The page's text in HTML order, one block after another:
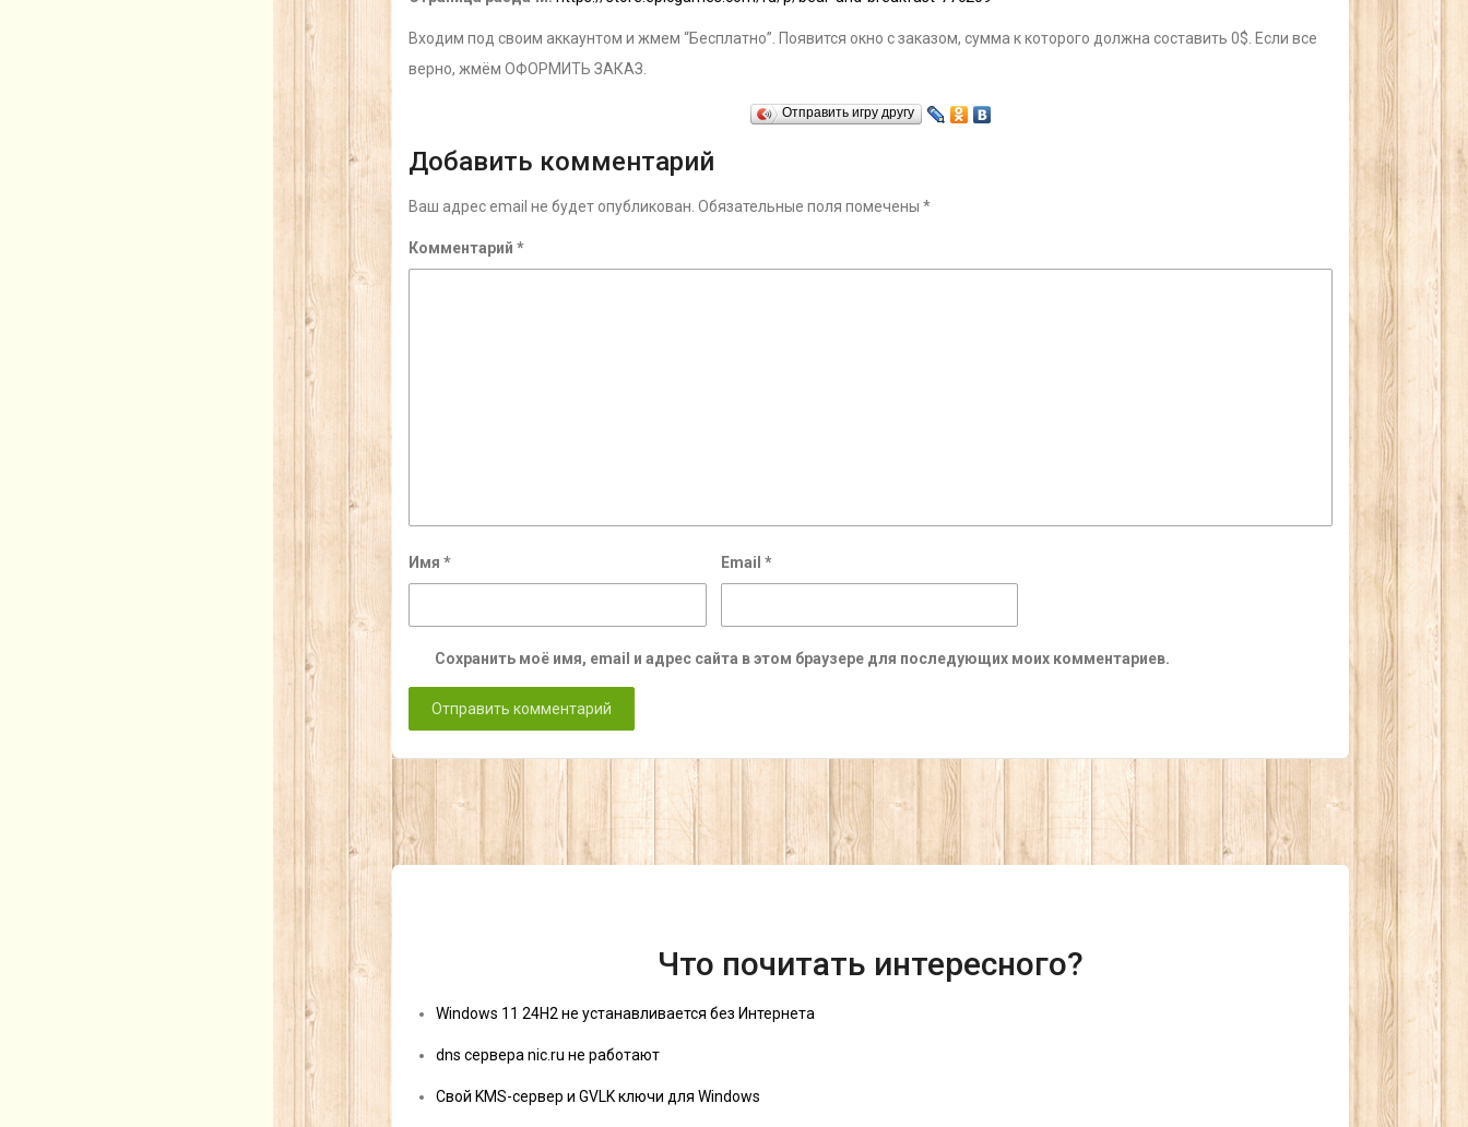
Входим под своим аккаунтом и жмем “Бесплатно”. Появится окно с заказом, сумма к которого должна составить 0$. Если все
верно, жмём ОФОРМИТЬ ЗАКАЗ.
Отправить игру другу
Добавить комментарий
Ваш адрес email не будет опубликован. Обязательные поля помечены*
Комментарий*
Имя* Email *
Сохранить моё имя, email и адрес сайта в этом браузере для последующих моих комментариев.
Что почитать интересного?
Windows 11 24H2 не устанавливается без Интернета
dns сервера nic.ru не работают
Свой KMS-сервер и GVLK ключи для Windows